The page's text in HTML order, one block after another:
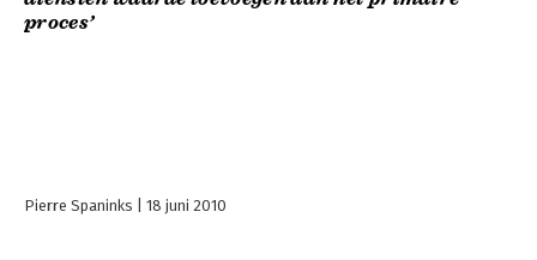
proces’
Pierre Spaninks 18 juni 2010